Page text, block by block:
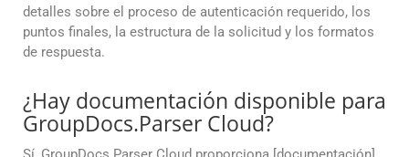
detalles sobre el proceso de autenticación requerido, los
puntos finales, la estructura de la solicitud y los formatos
de respuesta.
¿Hay documentación disponible para
GroupDocs.Parser Cloud?